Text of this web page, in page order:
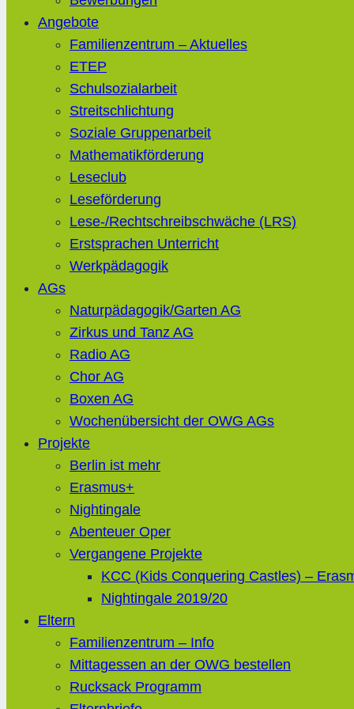
Angebote
Familienzentrum – Aktuelles
ETEP
Schulsozialarbeit
Streitschlichtung
Soziale Gruppenarbeit
Mathematikförderung
Leseclub
Leseförderung
Lese-/Rechtschreibschwäche (LRS)
Erstsprachen Unterricht
Werkpädagogik
AGs
Naturpädagogik/Garten AG
Zirkus und Tanz AG
Radio AG
Chor AG
Boxen AG
Wochenübersicht der OWG AGs
Projekte
Berlin ist mehr
Erasmus+
Nightingale
Abenteuer Oper
Vergangene Projekte
KCC (Kids Conquering Castles) –
Nightingale 2019/20
Eltern
Familienzentrum – Info
Mittagessen an der OWG bestellen
Rucksack Programm